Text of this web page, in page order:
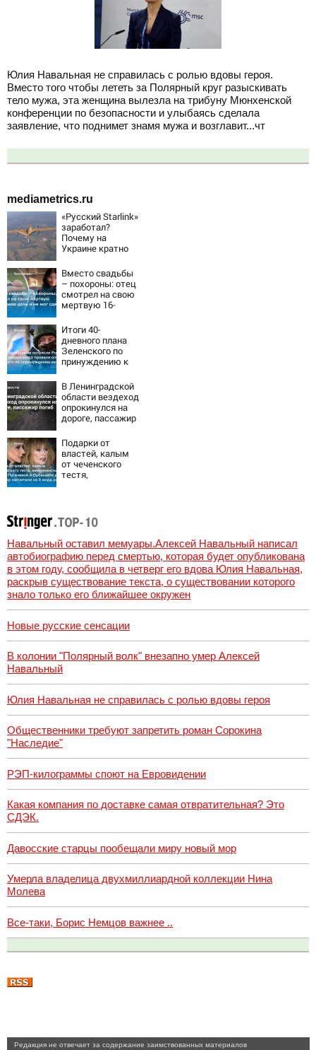
Юлия Навальная не справилась с ролью вдовы героя.
Вместо того чтобы лететь за Полярный круг разыскивать
тело мужа, эта женщина вылезла на трибуну Мюнхенской
конференции по безопасности и улыбаясь сделала
заявление, что поднимет знамя мужа и возглавит...чт
mediametrics.ru
«Русский Starlink»
заработал?
Почему на
Украине кратно
точность
попаданий по
объектам ВСУ
Вместо свадьбы
– похороны: отец
смотрел на свою
мертвую 16-
мог сдержать
слезы
Итоги 40-
дневного плана
Зеленского по
принуждению к
ответила Россия,
полный разбор
провала операции
Украины от
военкора Коца
В Ленинградской
области вездеход
опрокинулся на
дороге, пассажир
Подарки от
властей, калым
от чеченского
тестя,
Орбакайте домов
и квартир
насчитали на 3
млрд рублей
Навальный оставил мемуары.Алексей Навальный написал
автобиографию перед смертью, которая будет опубликована
в этом году, сообщила в четверг его вдова Юлия Навальная,
раскрыв существование текста, о существовании которого
знало только его ближайшее окружен
Новые русские сенсации
В колонии "Полярный волк" внезапно умер Алексей
Навальный
Юлия Навальная не справилась с ролью вдовы героя
Общественники требуют запретить роман Сорокина
"Наследие"
РЭП-килограммы споют на Евровидении
Какая компания по доставке самая отвратительная? Это
СДЭК.
Давосские старцы пообещали миру новый мор
Умерла владелица двухмиллиардной коллекции Нина
Молева
Все-таки, Борис Немцов важнее ..
Pедакция не отвечает за содержание заимствованных материалов